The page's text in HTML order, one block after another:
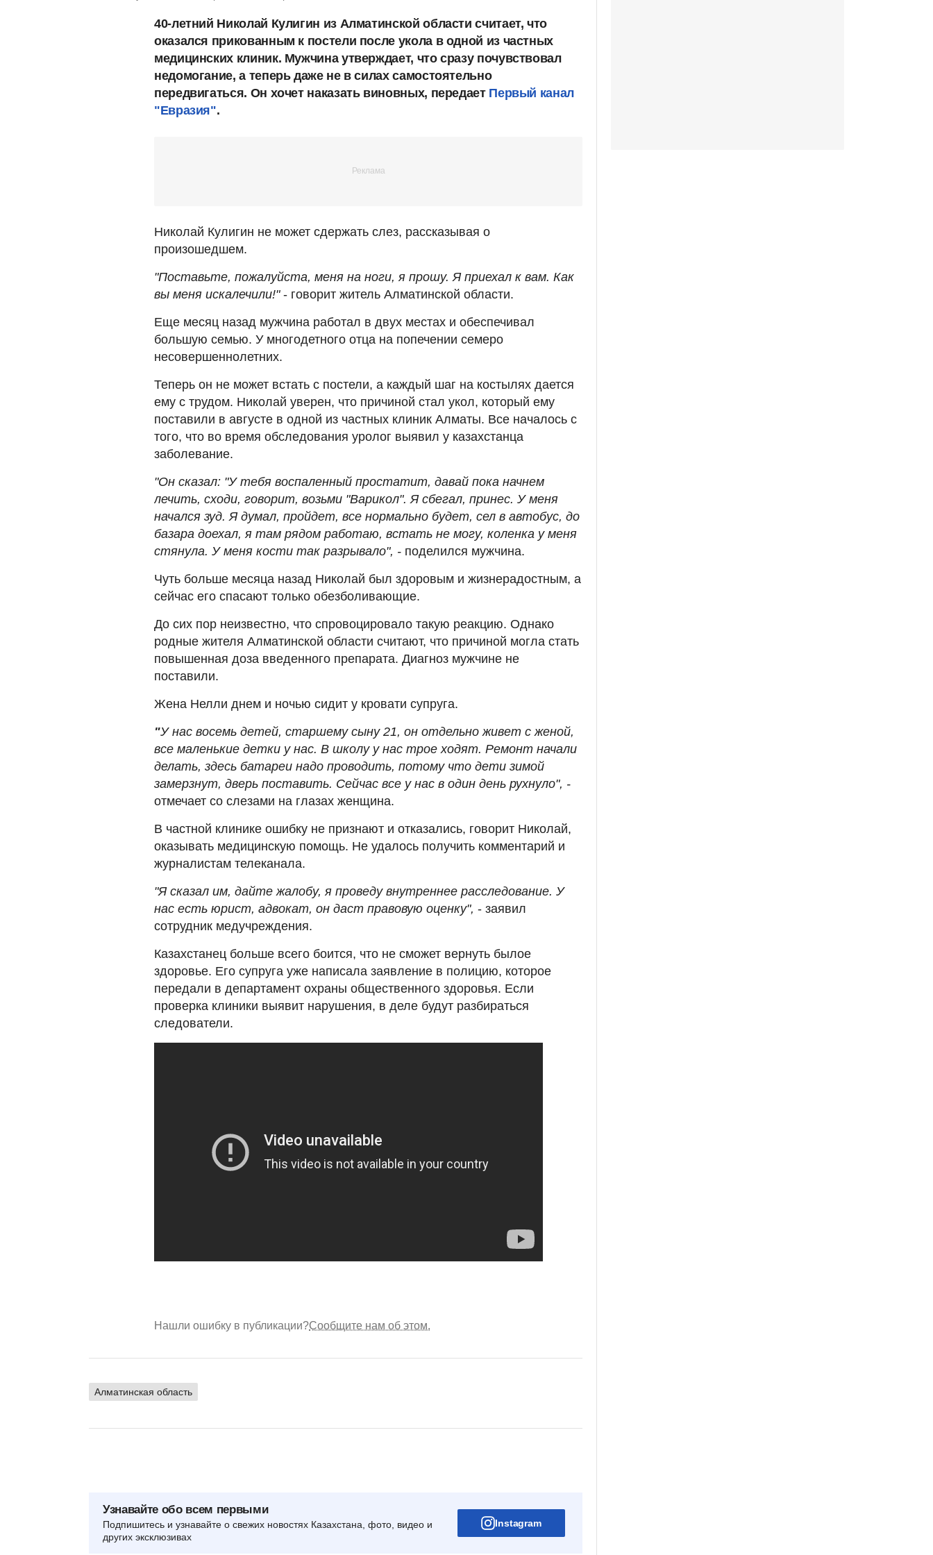
40-летний Николай Кулигин из Алматинской области считает, что
оказался прикованным к постели после укола в одной из частных
медицинских клиник. Мужчина утверждает, что сразу почувствовал
недомогание, а теперь даже не в силах самостоятельно
передвигаться. Он хочет наказать виновных, передает Первый канал
"Евразия".
Николай Кулигин не может сдержать слез, рассказывая о
произошедшем.
"Поставьте, пожалуйста, меня на ноги, я прошу. Я приехал к вам. Как
вы меня искалечили!"- говорит житель Алматинской области.
Еще месяц назад мужчина работал в двух местах и обеспечивал
большую семью. У многодетного отца на попечении семеро
несовершеннолетних.
Теперь он не может встать с постели, а каждый шаг на костылях дается
ему с трудом. Николай уверен, что причиной стал укол, который ему
поставили в августе в одной из частных клиник Алматы. Все началось с
того, что во время обследования уролог выявил у казахстанца
заболевание.
"Он сказал: "У тебя воспаленный простатит, давай пока начнем
лечить, сходи, говорит, возьми "Варикол". Я сбегал, принес. У меня
начался зуд. Я думал, пройдет, все нормально будет, сел в автобус, до
базара доехал, я там рядом работаю, встать не могу, коленка у меня
стянула. У меня кости так разрывало", - поделился мужчина.
Чуть больше месяца назад Николай был здоровым и жизнерадостным, а
сейчас его спасают только обезболивающие.
До сих пор неизвестно, что спровоцировало такую реакцию. Однако
родные жителя Алматинской области считают, что причиной могла стать
повышенная доза введенного препарата. Диагноз мужчине не
поставили.
Жена Нелли днем и ночью сидит у кровати супруга.
"У нас восемь детей, старшему сыну 21, он отдельно живет с женой,
все маленькие детки у нас. В школу у нас трое ходят. Ремонт начали
делать, здесь батареи надо проводить, потому что дети зимой
замерзнут, дверь поставить. Сейчас все у нас в один день рухнуло", -
отмечает со слезами на глазах женщина.
В частной клинике ошибку не признают и отказались, говорит Николай,
оказывать медицинскую помощь. Не удалось получить комментарий и
журналистам телеканала.
"Я сказал им, дайте жалобу, я проведу внутреннее расследование. У
нас есть юрист, адвокат, он даст правовую оценку", - заявил
сотрудник медучреждения.
Казахстанец больше всего боится, что не сможет вернуть былое
здоровье. Его супруга уже написала заявление в полицию, которое
передали в департамент охраны общественного здоровья. Если
проверка клиники выявит нарушения, в деле будут разбираться
следователи.
Нашли ошибку в публикации?Сообщите нам об этом.
Алматинская область
Узнавайте обо всем первыми
Подпишитесь и узнавайте о свежих новостях Казахстана, фото, видео и
других эксклюзивах
Instagram